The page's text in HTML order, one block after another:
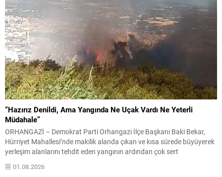
“Hazırız Denildi, Ama Yangında Ne Uçak Vardı Ne Yeterli
Müdahale”
ORHANGAZİ – Demokrat Parti Orhangazi İlçe Başkanı Baki Bekar,
Hürriyet Mahallesi’nde makilik alanda çıkan ve kısa sürede büyüyerek
yerleşim alanlarını tehdit eden yangının ardından çok sert
açıklamalarda bulundu. Yangının ilk anlarından itibaren bölgede
incelemelerde bulunduklarını belirten Bekar, müdahale sürecinde ciddi
01.08.2026